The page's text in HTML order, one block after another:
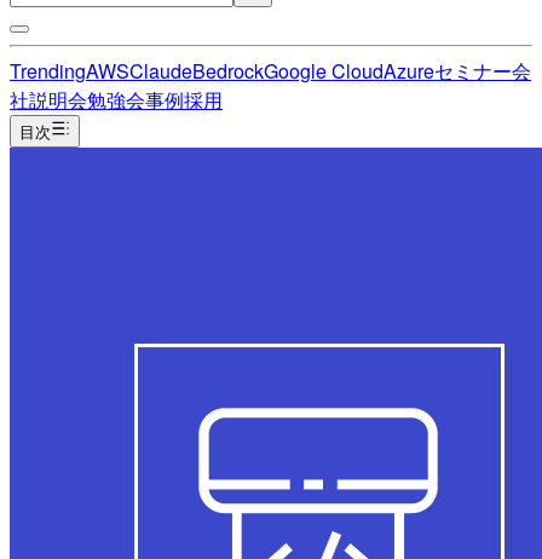
TrendingAWSClaudeBedrockGoogle CloudAzureセミナー会
社説明会勉強会事例採用
目次